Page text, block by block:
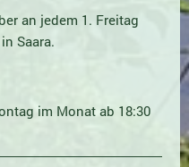
an jedem 1. Freitag
Saara.
im Monat ab 18:30